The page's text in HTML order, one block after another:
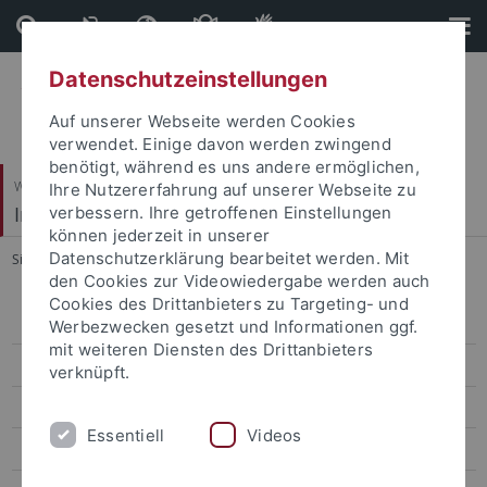
Direkt
zum
Inhalt
Direkt
zur
Fußleiste
Wirtschafts- und Sozialwissenschaftliche Fakultät
Institut für Sportwissenschaft
Sie sind hier: Startseite ... 1969-1999
1819-1844
1845-1924
1960-1968
Datenschutzeinstellungen
Auf unserer Webseite werden Cookies
verwendet. Einige davon werden zwingend
benötigt, während es uns andere ermöglichen,
Ihre Nutzererfahrung auf unserer Webseite zu
verbessern. Ihre getroffenen Einstellungen
können jederzeit in unserer
Datenschutzerklärung bearbeitet werden. Mit
den Cookies zur Videowiedergabe werden auch
Cookies des Drittanbieters zu Targeting- und
Werbezwecken gesetzt und Informationen ggf.
mit weiteren Diensten des Drittanbieters
verknüpft.
Essentiell Videos